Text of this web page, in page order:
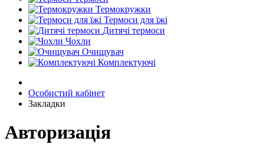
Термокружки
Термоси для їжі
Дитячі термоси
Чохли
Очищувач
Комплектуючі
Особистий кабінет
Закладки
Авторизація